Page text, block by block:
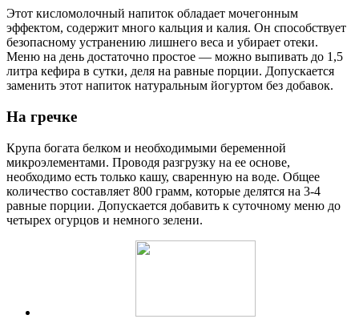
Этот кисломолочный напиток обладает мочегонным
эффектом, содержит много кальция и калия. Он способствует
безопасному устранению лишнего веса и убирает отеки.
Меню на день достаточно простое — можно выпивать до 1,5
литра кефира в сутки, деля на равные порции. Допускается
заменить этот напиток натуральным йогуртом без добавок.
На гречке
Крупа богата белком и необходимыми беременной
микроэлементами. Проводя разгрузку на ее основе,
необходимо есть только кашу, сваренную на воде. Общее
количество составляет 800 грамм, которые делятся на 3-4
равные порции. Допускается добавить к суточному меню до
четырех огурцов и немного зелени.